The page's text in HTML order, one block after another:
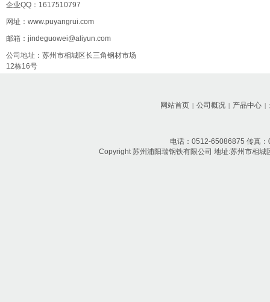
企业QQ ：1617510797
网址： www.puyangrui.com
邮箱： jindeguowei@aliyun.com
公司地址：苏州市相城区长三角钢材市场
12栋16号
网站首页 | 公司概况 | 产品中心 |
电话：0512-65086875 传真
Copyright 苏州浦阳瑞钢铁有限公司 地址:苏州市相